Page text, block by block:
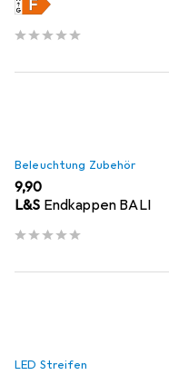
Beleuchtung Zubehör
EUR
9,90
L&S Endkappen BALI
LED Streifen